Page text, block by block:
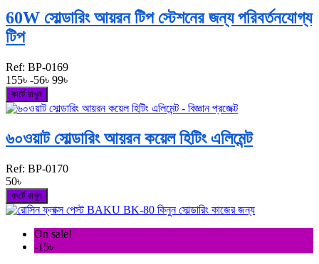
60W সোল্ডারিং আয়রন টিপ স্টেশনের জন্য পরিবর্তনযোগ্য
টিপ
Ref: BP-0169
155৳ -56৳ 99৳
কার্টে রাখুন
৬০ওয়াট সোল্ডারিং আয়রন কয়েল হিটিং এলিমেন্ট
Ref: BP-0170
50৳
কার্টে রাখুন
On sale!
-15৳